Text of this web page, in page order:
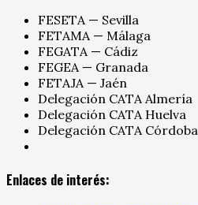
FESETA — Sevilla
FETAMA — Málaga
FEGATA — Cádiz
FEGEA — Granada
FETAJA — Jaén
Delegación CATA Almería
Delegación CATA Huelva
Delegación CATA Córdoba
Enlaces de interés: